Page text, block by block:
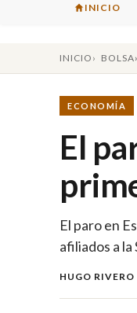
INICIO
INICIO BOLSA
ECONOMÍA
El
El paro en
afiliados a
HUGO RIVERO